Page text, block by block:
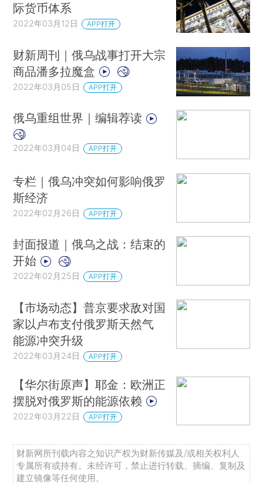
际货币体系
2022年03月12日 APP打开
财新周刊｜俄乌战事打开大宗
商品潘多拉魔盒
2022年03月05日 APP打开
俄乌重组世界｜编辑荐读
2022年03月04日 APP打开
专栏｜俄乌冲突如何影响俄罗
斯经济
2022年02月26日 APP打开
封面报道｜俄乌之战：结束的
开始
2022年02月25日 APP打开
【市场动态】普京要求敌对国
家以卢布支付俄罗斯天然气
能源冲突升级
2022年03月24日 APP打开
【华尔街原声】耶金：欧洲正
摆脱对俄罗斯的能源依赖
2022年03月22日 APP打开
财新网所刊载内容之知识产权为财新传媒及/或相关权利人
专属所有或持有。未经许可，禁止进行转载、摘编、复制及
建立镜像等任何使用。